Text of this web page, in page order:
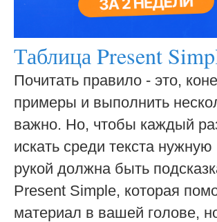
Таблица Present
Почитать правило - это,
примеры и выполнить
важно. Но, чтобы каждый
искать среди текста
рукой должна быть
Present Simple, которая
материал в вашей голове,